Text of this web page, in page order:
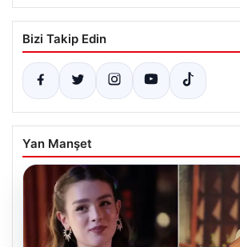
Bizi Takip Edin
Yan Manşet